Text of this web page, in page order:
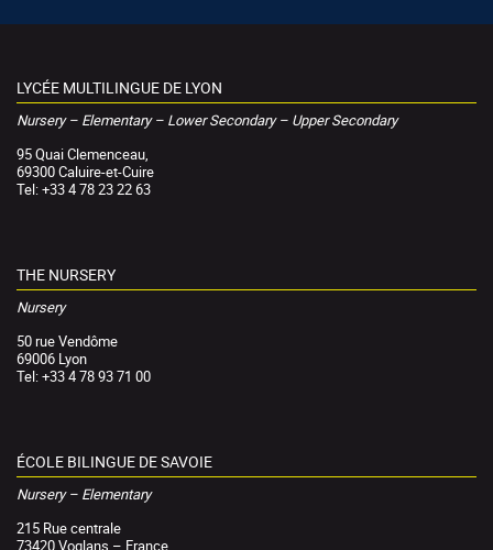
LYCÉE MULTILINGUE DE LYON
Nursery – Elementary – Lower Secondary – Upper Secondary
95 Quai Clemenceau,
69300 Caluire-et-Cuire
Tel: +33 4 78 23 22 63
THE NURSERY
Nursery
50 rue Vendôme
69006 Lyon
Tel: +33 4 78 93 71 00
ÉCOLE BILINGUE DE SAVOIE
Nursery – Elementary
215 Rue centrale
73420 Voglans – France